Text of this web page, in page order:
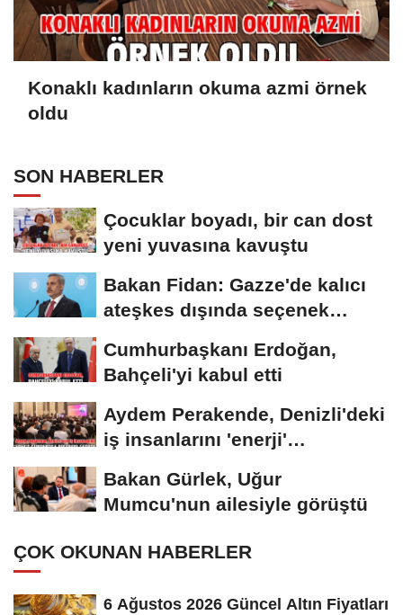
Konaklı kadınların okuma azmi örnek
oldu
SON HABERLER
Çocuklar boyadı, bir can dost
yeni yuvasına kavuştu
Bakan Fidan: Gazze'de kalıcı
ateşkes dışında seçenek
Cumhurbaşkanı Erdoğan,
Bahçeli'yi kabul etti
Aydem Perakende, Denizli'deki
iş insanlarını 'enerji'
Bakan Gürlek, Uğur
Mumcu'nun ailesiyle görüştü
ÇOK OKUNAN HABERLER
6 Ağustos 2026 Güncel Altın Fiyatları